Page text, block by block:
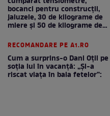
bocanci pentru construcții,
jaluzele, 30 de kilograme de
miere și 50 de kilograme de
RECOMANDARE PE A1.RO
Cum a surprins-o Dani Oțil pe
soția lui în vacanță: „Și-a
riscat viața în baia fetelor”: